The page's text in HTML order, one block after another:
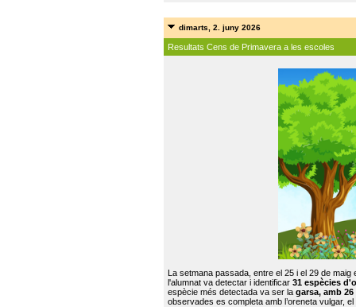
dimarts, 2. juny 2026
Resultats Cens de Primavera a les escoles
La setmana passada, entre el 25 i el 29 de
l'alumnat va detectar i identificar 31 espècies
espècie més detectada va ser la garsa, amb
observades es completa amb l’oreneta vulgar,